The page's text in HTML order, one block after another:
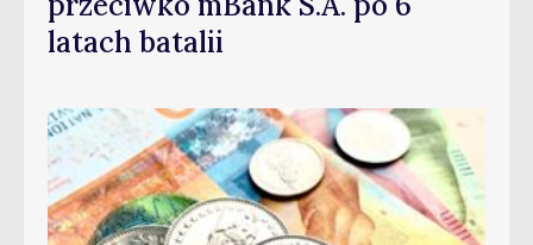
latach batalii